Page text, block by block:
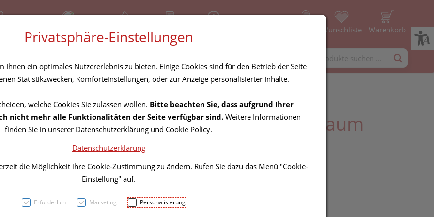
Bereitschaftsdienst Über uns Rezept-Anfrage Wunschliste Warenkorb
Vitry Hydra Fußschaum
16,60 EUR
Privatsphäre-Einstellungen
Ihnen ein optimales Nutzererlebnis zu bieten. Einige Cookies sind für den Betrieb der Seite
Statistikzwecken, Komforteinstellungen, oder zur Anzeige personalisierter Inhalte.
welche Cookies Sie zulassen wollen. Bitte beachten Sie, dass aufgrund Ihrer
nicht mehr alle Funktionalitäten der Seite verfügbar sind. Weitere Informationen
finden Sie in unserer Datenschutzerklärung und Cookie Policy.
Datenschutzerklärung
die Möglichkeit ihre Cookie-Zustimmung zu ändern. Rufen Sie dazu das Menü "Cookie-
Einstellung" auf.
Erforderlich Marketing Personalisierung